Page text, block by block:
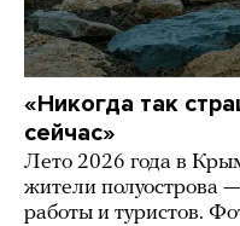
«Никогда так
сейчас»
Лето 2026 года в
жители полуострова
работы и туристов.